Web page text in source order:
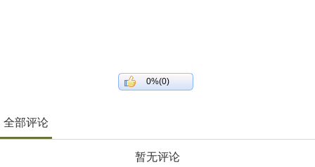
0%(0)
全部评论
暂无评论